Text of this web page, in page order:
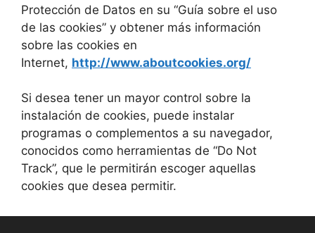
Protección de Datos en su “Guía sobre el uso
de las cookies” y obtener más información
sobre las cookies en
Internet, http://www.aboutcookies.org/
Si desea tener un mayor control sobre la
instalación de cookies, puede instalar
programas o complementos a su navegador,
conocidos como herramientas de “Do Not
Track”, que le permitirán escoger aquellas
cookies que desea permitir.